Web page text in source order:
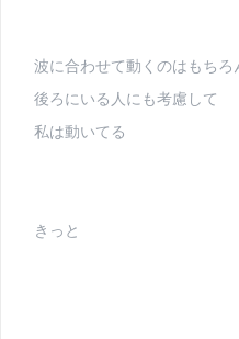
波に合わせて動くのはもちろ
後ろにいる人にも考慮して
私は動いてる
きっと